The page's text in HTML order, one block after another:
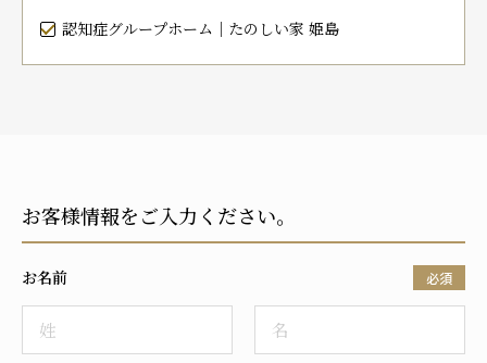
お問い合わせフォーム
ご入居までの流れ
介護保険の仕組み
FAQ
運営会社
認知症グループホーム｜たのしい家 姫島
お客様情報をご入力ください。
お名前 必須